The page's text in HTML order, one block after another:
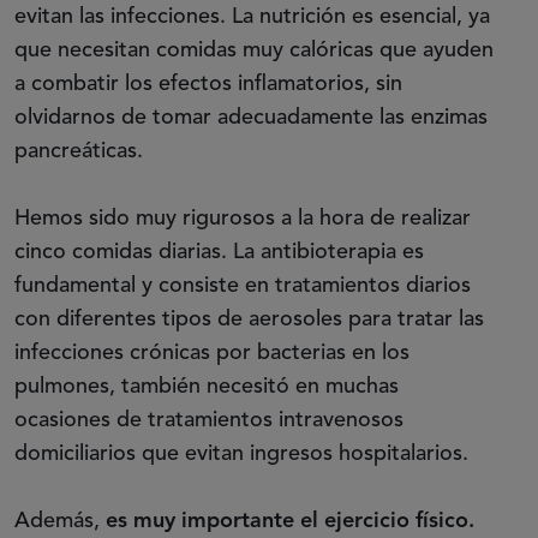
evitan las infecciones. La nutrición es esencial, ya
que necesitan comidas muy calóricas que ayuden
a combatir los efectos inflamatorios, sin
olvidarnos de tomar adecuadamente las enzimas
pancreáticas.
Hemos sido muy rigurosos a la hora de realizar
cinco comidas diarias. La antibioterapia es
fundamental y consiste en tratamientos diarios
con diferentes tipos de aerosoles para tratar las
infecciones crónicas por bacterias en los
pulmones, también necesitó en muchas
ocasiones de tratamientos intravenosos
domiciliarios que evitan ingresos hospitalarios.
Además, es muy importante el ejercicio físico.